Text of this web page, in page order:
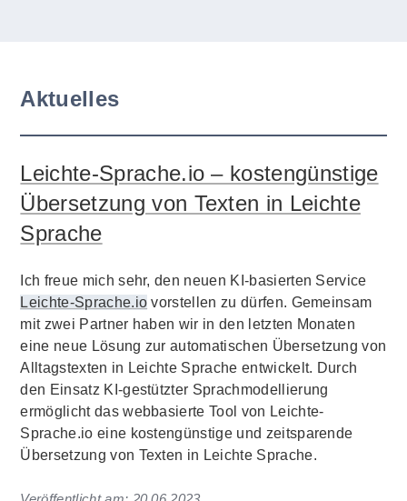
Aktuelles
Leichte-Sprache.io – kostengünstige
Übersetzung von Texten in Leichte
Sprache
Ich freue mich sehr, den neuen KI-basierten Service
Leichte-Sprache.io vorstellen zu dürfen. Gemeinsam
mit zwei Partner haben wir in den letzten Monaten
eine neue Lösung zur automatischen Übersetzung von
Alltagstexten in Leichte Sprache entwickelt. Durch
den Einsatz KI-gestützter Sprachmodellierung
ermöglicht das webbasierte Tool von Leichte-
Sprache.io eine kostengünstige und zeitsparende
Übersetzung von Texten in Leichte Sprache.